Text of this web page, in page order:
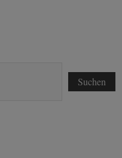
Suchen